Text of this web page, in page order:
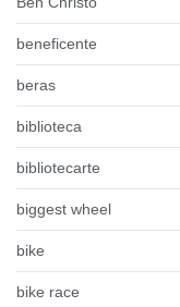
beneficente
beras
biblioteca
bibliotecarte
biggest wheel
bike
bike race